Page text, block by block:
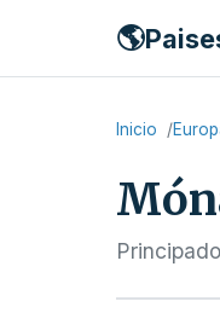
🌎
Inicio